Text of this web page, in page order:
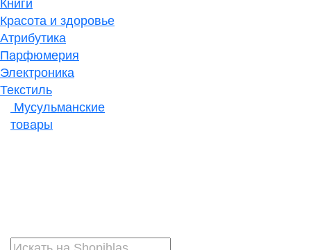
Книги
Красота и здоровье
Атрибутика
Парфюмерия
Электроника
Текстиль
Мусульманские
товары